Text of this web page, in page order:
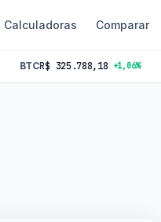
Calculadoras Comparar
R$ 325.788,18 +1,06% SELIC